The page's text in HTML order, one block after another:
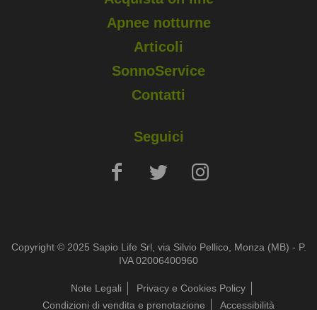
Apnee notturne
Articoli
SonnoService
Contatti
Seguici
Copyright © 2025 Sapio Life Srl, via Silvio Pellico, Monza (MB) - P.
IVA 02006400960
Note Legali
Privacy e Cookies Policy
Condizioni di vendita e prenotazione
Accessibilità